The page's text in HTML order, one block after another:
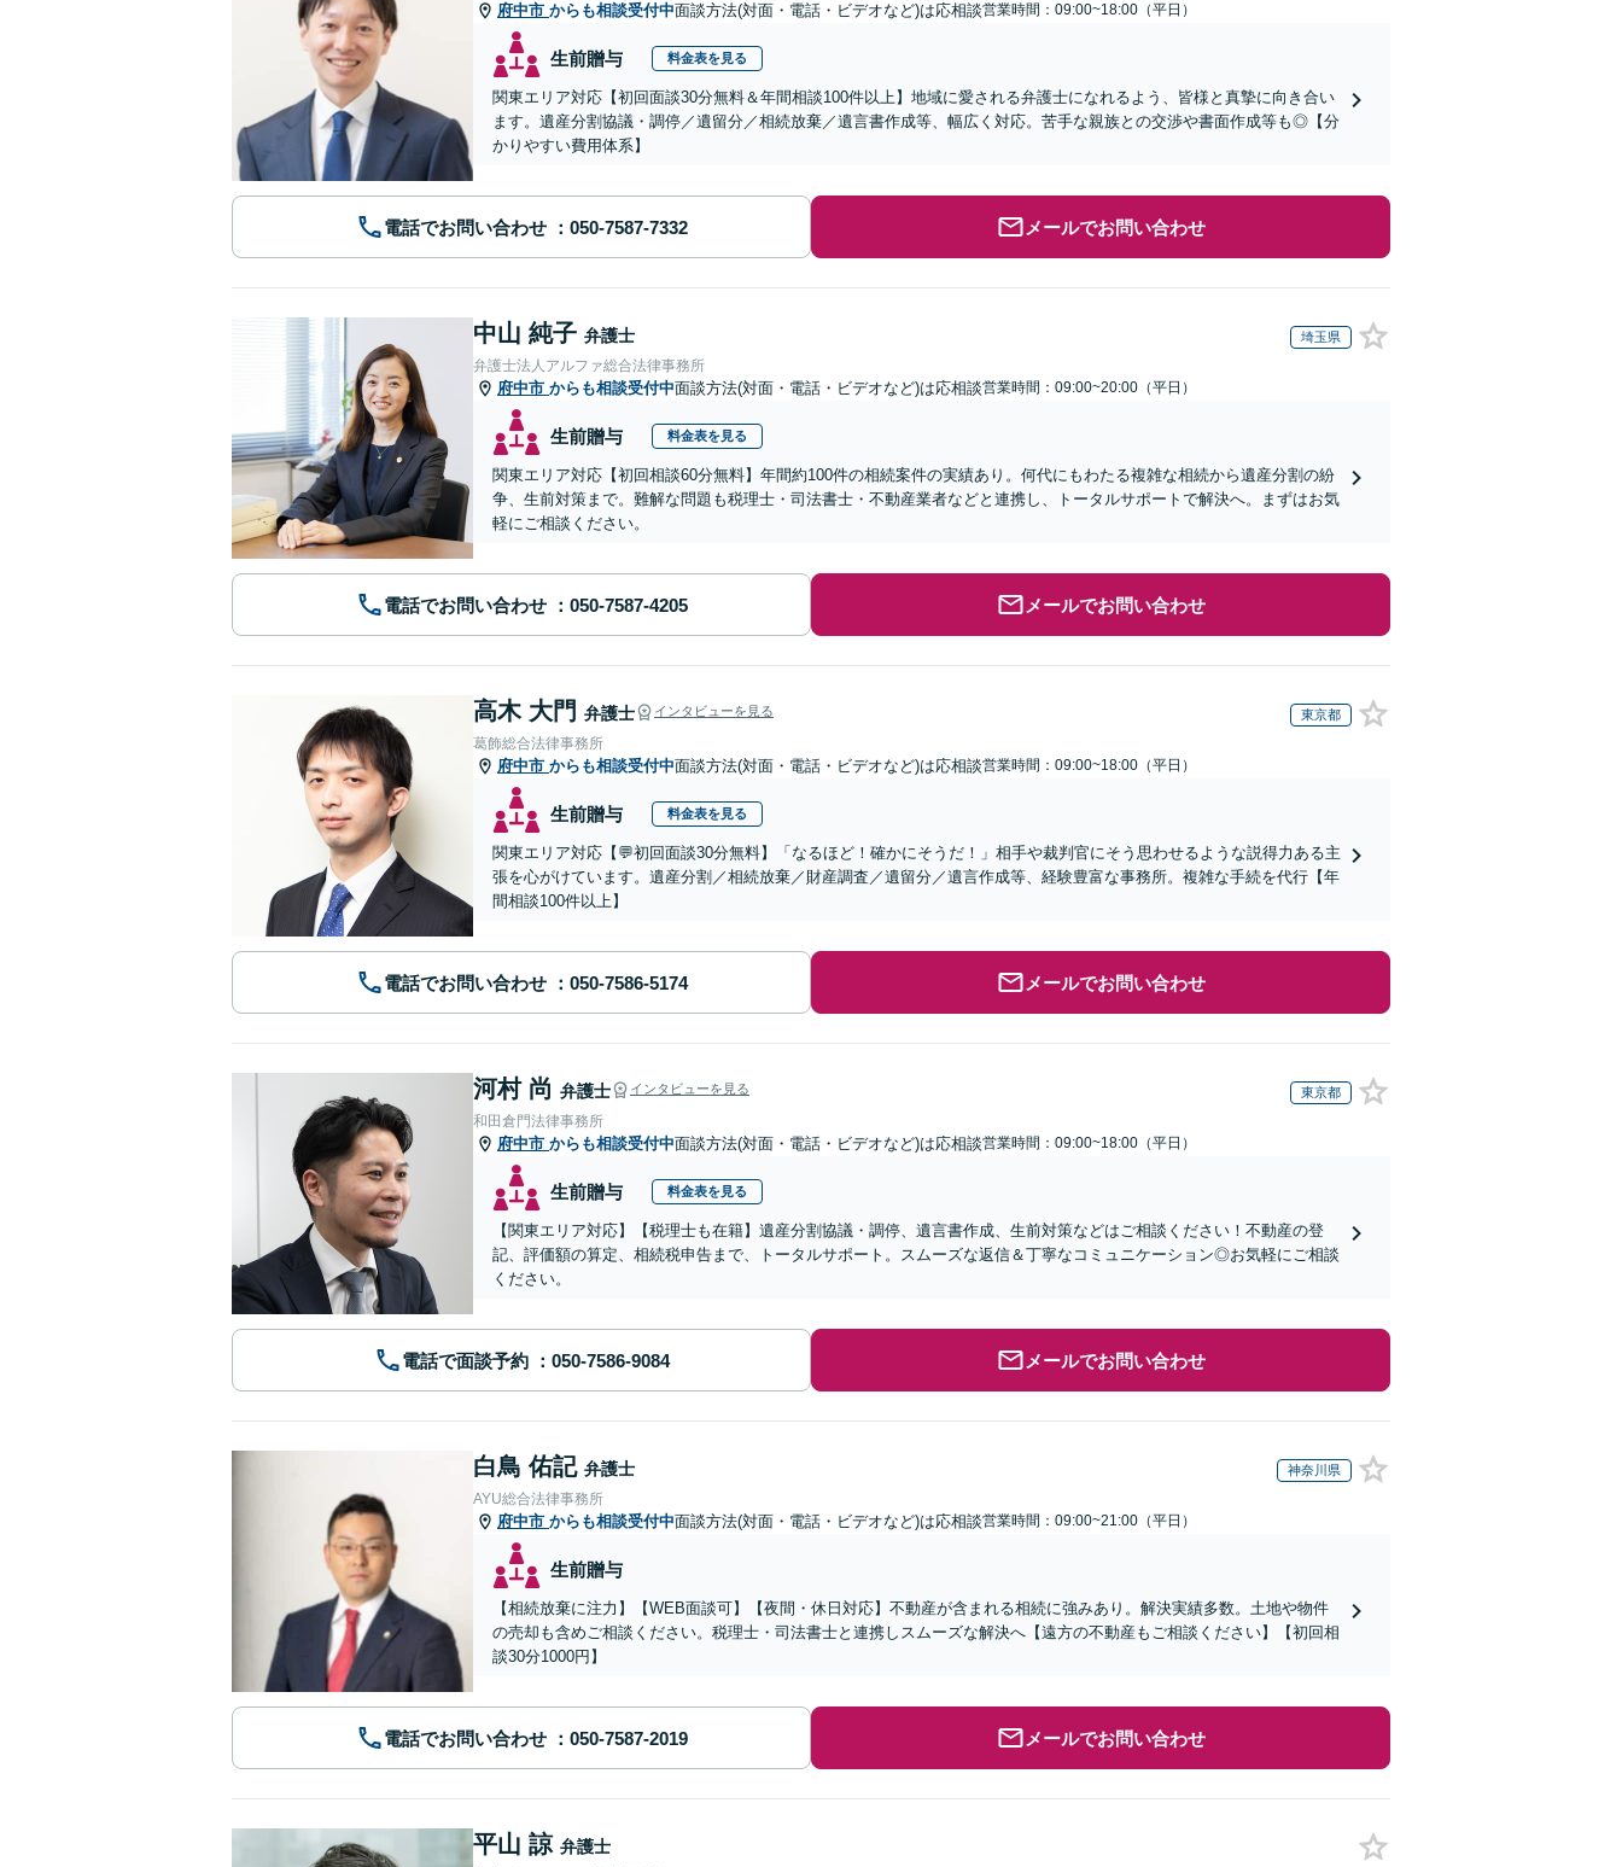
府中市 からも相談受付中面談方法(対面・電話・ビデオなど)は応相談営業時間：09:00~18:00（平日）
生前贈与 料金表を見る
関東エリア対応【初回面談30分無料＆年間相談100件以上】地域に愛される弁護士になれるよう、皆様と真摯に向き合い
ます。遺産分割協議・調停／遺留分／相続放棄／遺言書作成等、幅広く対応。苦手な親族との交渉や書面作成等も◎【分
かりやすい費用体系】
電話でお問い合わせ メールでお問い合わせ
中山 純子 弁護士 埼玉県
弁護士法人アルファ総合法律事務所
府中市 からも相談受付中面談方法(対面・電話・ビデオなど)は応相談営業時間：09:00~20:00（平日）
生前贈与 料金表を見る
関東エリア対応【初回相談60分無料】年間約100件の相続案件の実績あり。何代にもわたる複雑な相続から遺産分割の紛
争、生前対策まで。難解な問題も税理士・司法書士・不動産業者などと連携し、トータルサポートで解決へ。まずはお気
軽にご相談ください。
電話でお問い合わせ メールでお問い合わせ
高木 大門 弁護士 インタビューを見る 東京都
葛飾総合法律事務所
府中市 からも相談受付中面談方法(対面・電話・ビデオなど)は応相談営業時間：09:00~18:00（平日）
生前贈与 料金表を見る
関東エリア対応【💬初回面談30分無料】「なるほど！確かにそうだ！」相手や裁判官にそう思わせるような説得力ある主
張を心がけています。遺産分割／相続放棄／財産調査／遺留分／遺言作成等、経験豊富な事務所。複雑な手続を代行【年
間相談100件以上】
電話でお問い合わせ メールでお問い合わせ
河村 尚 弁護士 インタビューを見る 東京都
和田倉門法律事務所
府中市 からも相談受付中面談方法(対面・電話・ビデオなど)は応相談営業時間：09:00~18:00（平日）
生前贈与 料金表を見る
【関東エリア対応】【税理士も在籍】遺産分割協議・調停、遺言書作成、生前対策などはご相談ください！不動産の登
記、評価額の算定、相続税申告まで、トータルサポート。スムーズな返信＆丁寧なコミュニケーション◎お気軽にご相談
ください。
電話で面談予約 メールでお問い合わせ
白鳥 佑記 弁護士 神奈川県
AYU総合法律事務所
府中市 からも相談受付中面談方法(対面・電話・ビデオなど)は応相談営業時間：09:00~21:00（平日）
生前贈与
【相続放棄に注力】【WEB面談可】【夜間・休日対応】不動産が含まれる相続に強みあり。解決実績多数。土地や物件
の売却も含めご相談ください。税理士・司法書士と連携しスムーズな解決へ【遠方の不動産もご相談ください】【初回相
談30分1000円】
電話でお問い合わせ メールでお問い合わせ
平山 諒 弁護士